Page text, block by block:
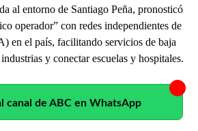
al entorno de Santiago Peña, pronosticó
operador” con redes independientes de
en el país, facilitando servicios de baja
y conectar escuelas y hospitales.
canal de ABC en WhatsApp